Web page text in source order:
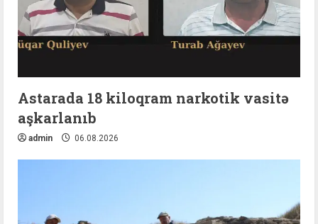
Astarada 18 kiloqram narkotik vasitə
aşkarlanıb
admin 06.08.2026